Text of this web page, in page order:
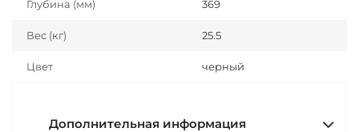
Глубина (мм) 369
Вес (кг) 25.5
Цвет черный
Дополнительная информация